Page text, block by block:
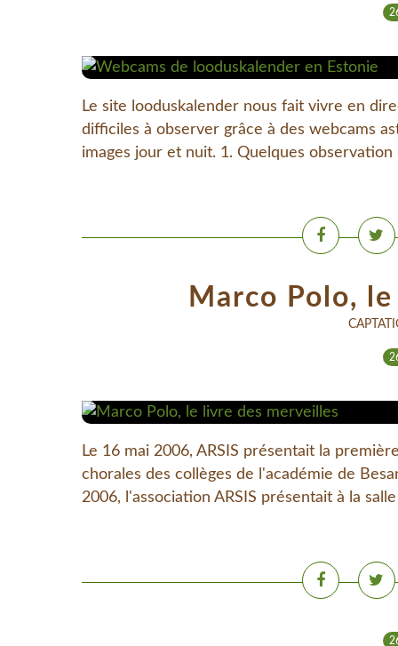
Le site looduskalender nous fait vivre en
difficiles à observer grâce à des webcams
images jour et nuit. 1. Quelques observation
Marco Polo,
Le 16 mai 2006, ARSIS présentait la
chorales des collèges de l'académie de
2006, l'association ARSIS présentait à la